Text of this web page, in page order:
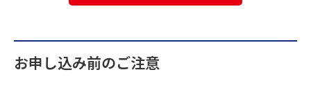
お申し込み前のご注意